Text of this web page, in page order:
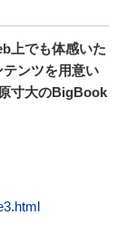
上でも体感いた
ンツを用意い
寸大のBigBook